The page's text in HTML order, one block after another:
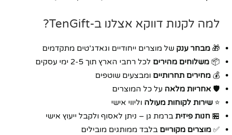
למה לקנות דווקא אצלנו ב-TenGift?
🎁 מבחר ענק של מוצרים ייחודיים וגאדג'טים מתקדמים
📦 משלוחים מהירים לכל רחבי הארץ תוך 2-5 ימי עסקים
💰 מחירים תחרותיים ומבצעים שוטפים
🛡️ אחריות מלאה על כל המוצרים
⭐ שירות לקוחות מעולה וליווי אישי
🏪 חנות פיזית ברמת גן – ניתן לאסוף ולקבל ייעוץ אישי
✅ מוצרים מקוריים בלבד ממותגים מובילים